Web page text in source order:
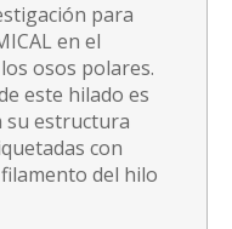
para
en el
osos polares.
este hilado es
su estructura
con
filamento del hilo